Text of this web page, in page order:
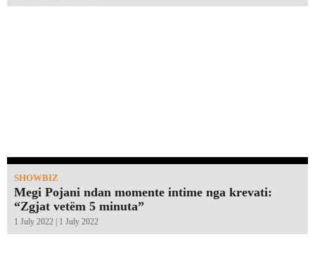
SHOWBIZ
Megi Pojani ndan momente intime nga krevati:
“Zgjat vetëm 5 minuta”￼
1 July 2022 | 1 July 2022